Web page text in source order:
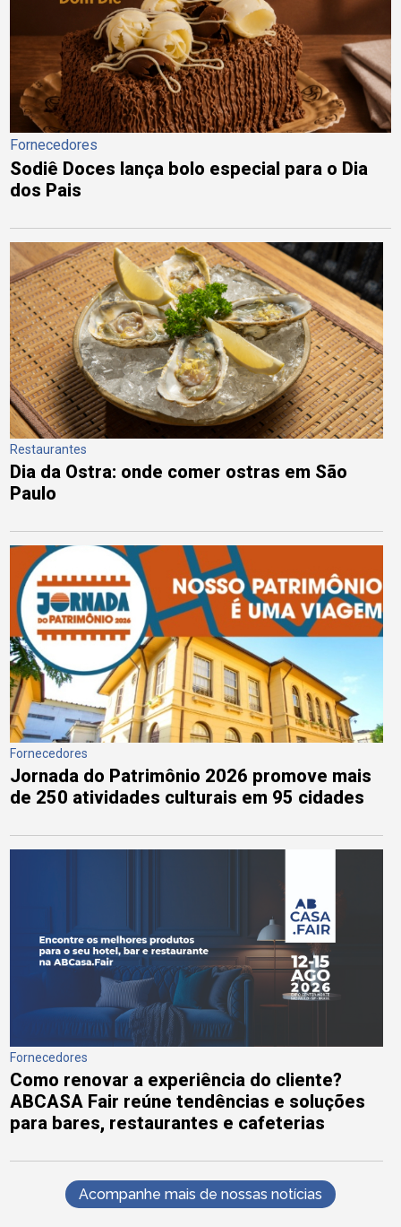
Fornecedores
Sodiê Doces lança bolo especial para o Dia
dos Pais
Restaurantes
Dia da Ostra: onde comer ostras em São
Paulo
Fornecedores
Jornada do Patrimônio 2026 promove mais
de 250 atividades culturais em 95 cidades
Fornecedores
Como renovar a experiência do cliente?
ABCASA Fair reúne tendências e soluções
para bares, restaurantes e cafeterias
Acompanhe mais de nossas notícias